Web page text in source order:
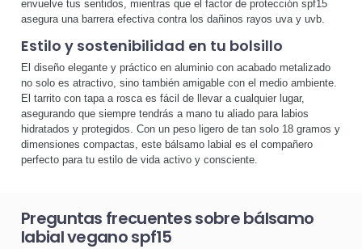
envuelve tus sentidos, mientras que el factor de protección spf15
asegura una barrera efectiva contra los dañinos rayos uva y uvb.
Estilo y sostenibilidad en tu bolsillo
El diseño elegante y práctico en aluminio con acabado metalizado
no solo es atractivo, sino también amigable con el medio ambiente.
El tarrito con tapa a rosca es fácil de llevar a cualquier lugar,
asegurando que siempre tendrás a mano tu aliado para labios
hidratados y protegidos. Con un peso ligero de tan solo 18 gramos y
dimensiones compactas, este bálsamo labial es el compañero
perfecto para tu estilo de vida activo y consciente.
Preguntas frecuentes sobre bálsamo
labial vegano spf15